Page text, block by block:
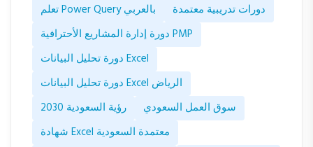
تعلم Power Query بالعربي
دورات تدريبية معتمدة
دورة إدارة المشاريع الأحترافية PMP
دورة تحليل البيانات Excel
دورة تحليل البيانات Excel الرياض
رؤية السعودية 2030
سوق العمل السعودي
شهادة Excel معتمدة السعودية